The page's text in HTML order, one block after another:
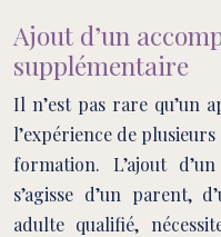
Ajout d’un
supplémentaire
Il n’est pas rare qu’un
l’expérience de
formation. L’ajout
s’agisse d’un parent,
adulte qualifié,